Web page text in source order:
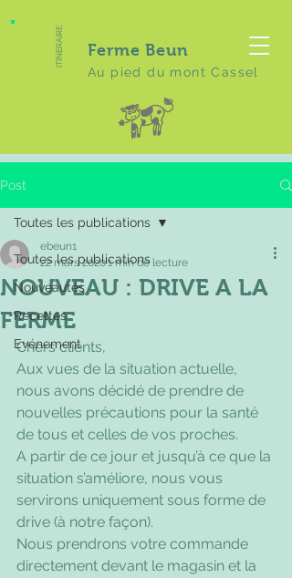
ITINERAIRE Ferme Beun
Au pied du mont Cassel
Post
Toutes les publications
Nouveautés
Recettes
Evénement
Toutes les publications
NOUVEAU : DRIVE A LA
FERME
ebeun1
22 mars 20201 min de lecture
Chers clients,
Aux vues de la situation actuelle,
nous avons décidé de prendre de
nouvelles précautions pour la santé
de tous et celles de vos proches.
A partir de ce jour et jusqu’à ce que la
situation s’améliore, nous vous
servirons uniquement sous forme de
drive (à notre façon).
Nous prendrons votre commande
directement devant le magasin et la